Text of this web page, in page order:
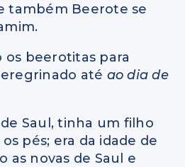
também Beerote se
os beerotitas para
até ao dia de
Saul, tinha um filho
os pés; era da idade de
as novas de Saul e